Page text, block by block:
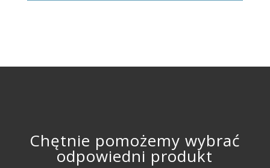
Chętnie pomożemy wybrać
odpowiedni produkt